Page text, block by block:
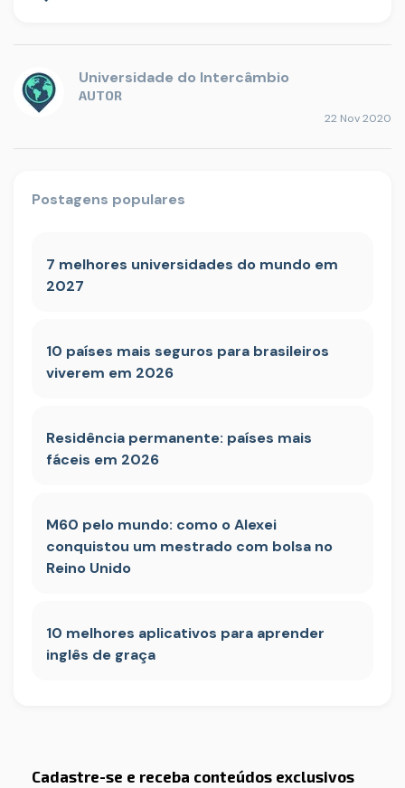
Universidade do Intercâmbio
AUTOR
22 Nov 2020
Postagens populares
7 melhores universidades do mundo em
2027
10 países mais seguros para brasileiros
viverem em 2026
Residência permanente: países mais
fáceis em 2026
M60 pelo mundo: como o Alexei
conquistou um mestrado com bolsa no
Reino Unido
10 melhores aplicativos para aprender
inglês de graça
Cadastre-se e receba conteúdos exclusivos